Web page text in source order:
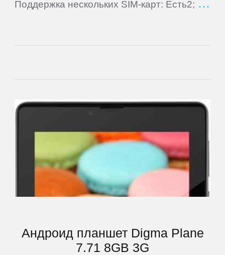
Поддержка нескольких SIM-карт: Есть2;
Андроид планшет Digma Plane
7.71 8GB 3G